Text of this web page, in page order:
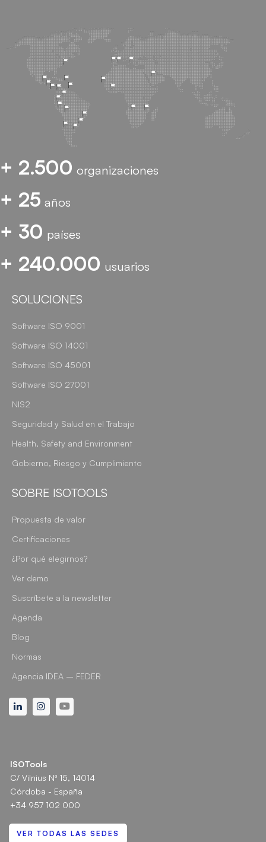
+ 2.500 organizaciones
+ 25 años
+ 30 países
+ 240.000 usuarios
SOLUCIONES
Software ISO 9001
Software ISO 14001
Software ISO 45001
Software ISO 27001
NIS2
Seguridad y Salud en el Trabajo
Health, Safety and Environment
Gobierno, Riesgo y Cumplimiento
SOBRE ISOTOOLS
Propuesta de valor
Certificaciones
¿Por qué elegirnos?
Ver demo
Suscríbete a la newsletter
Agenda
Blog
Normas
Agencia IDEA – FEDER
LinkedinInstagramYoutube
ISOTools
C/ Vilnius Nº 15, 14014
Córdoba - España
+34 957 102 000
VER TODAS LAS SEDES